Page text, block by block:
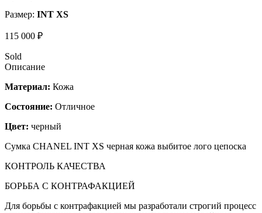
Размер: INT XS
115 000 ₽
Sold
Описание
Материал: Кожа
Состояние: Отличное
Цвет: черный
Сумка CHANEL INT XS черная кожа выбитое лого цепоска
КОНТРОЛЬ КАЧЕСТВА
БОРЬБА С КОНТРАФАКЦИЕЙ
Для борьбы с контрафакцией мы разработали строгий процесс